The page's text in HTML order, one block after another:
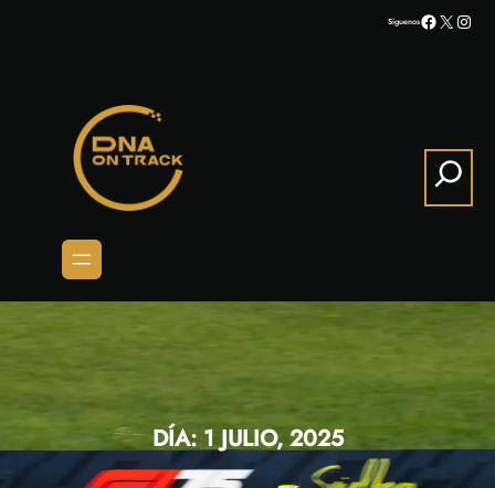
SíguenosFacebook
X
Search
DÍA: 1 JULIO, 2025